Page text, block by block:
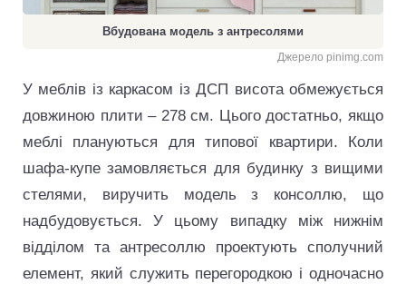
Вбудована модель з антресолями
Джерело pinimg.com
У меблів із каркасом із ДСП висота обмежується
довжиною плити – 278 см. Цього достатньо, якщо
меблі плануються для типової квартири. Коли
шафа-купе замовляється для будинку з вищими
стелями, виручить модель з консоллю, що
надбудовується. У цьому випадку між нижнім
відділом та антресоллю проектують сполучний
елемент, який служить перегородкою і одночасно